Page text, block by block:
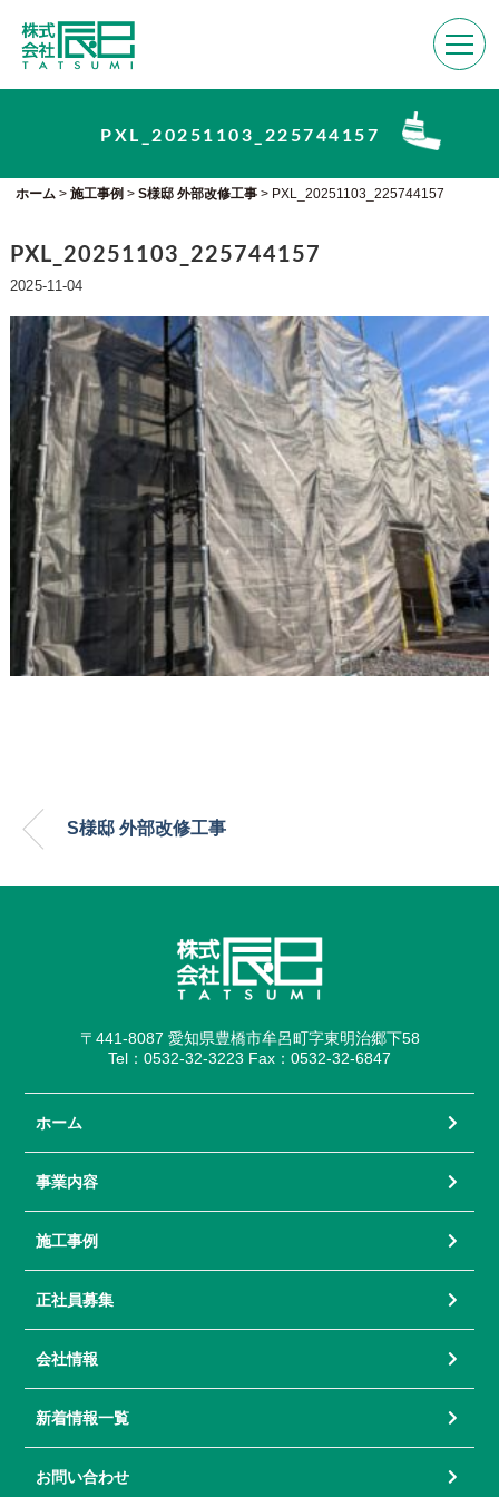
PXL_20251103_225744157
ホーム> 施工事例 > S様邸 外部改修工事> PXL_20251103_225744157
PXL_20251103_225744157
2025-11-04
S様邸 外部改修工事
〒441-8087 愛知県豊橋市牟呂町字東明治郷下58
Tel：0532-32-3223 Fax：0532-32-6847
ホーム
事業内容
施工事例
正社員募集
会社情報
新着情報一覧
お問い合わせ